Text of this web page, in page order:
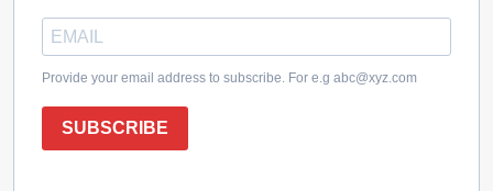
Provide your email address to subscribe. For e.g abc@xyz.com
SUBSCRIBE